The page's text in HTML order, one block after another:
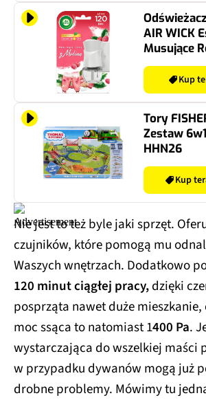
AIR WICK
Musujące
19 ml
Kup
Tory
Zestaw
HHN26
Kup
Nie jest to też byle jaki sprzęt.
czujników, które pomogą mu
Waszych wnętrzach. Dodatkowo
120 minut ciągłej pracy,dzięki
posprząta nawet duże
moc ssąca to natomiast 1400 Pa.
wystarczająca do wszelkiej maści
w przypadku dywanów mogą już
drobne problemy. Mówimy tu